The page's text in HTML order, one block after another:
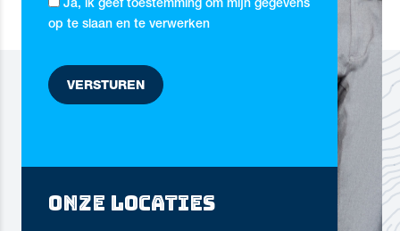
Ja, ik geef toestemming om mijn gegevens
op te slaan en te verwerken
Onze locaties